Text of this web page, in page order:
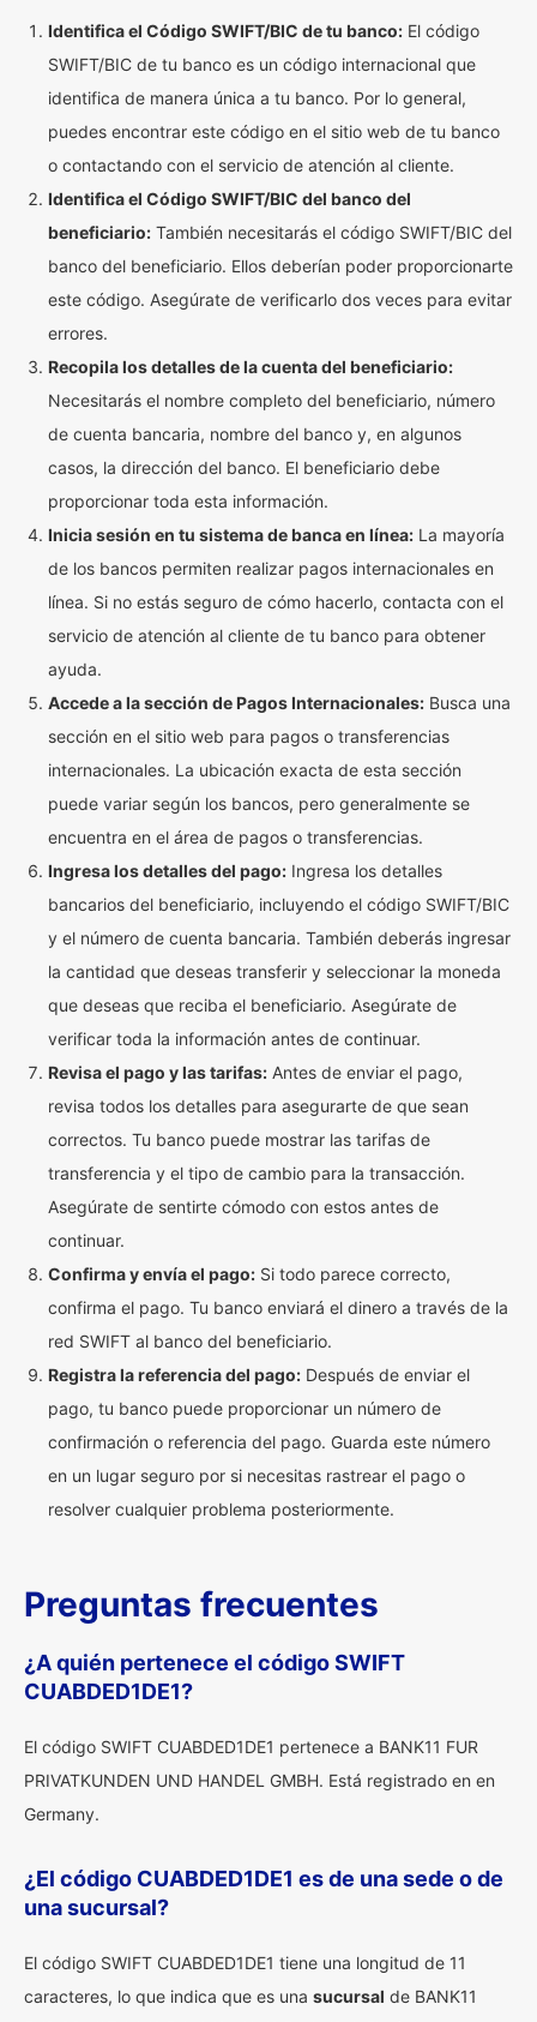
Identifica el Código SWIFT/BIC de tu banco: El código
SWIFT/BIC de tu banco es un código internacional que
identifica de manera única a tu banco. Por lo general,
puedes encontrar este código en el sitio web de tu banco
o contactando con el servicio de atención al cliente.
Identifica el Código SWIFT/BIC del banco del
beneficiario: También necesitarás el código SWIFT/BIC del
banco del beneficiario. Ellos deberían poder proporcionarte
este código. Asegúrate de verificarlo dos veces para evitar
errores.
Recopila los detalles de la cuenta del beneficiario:
Necesitarás el nombre completo del beneficiario, número
de cuenta bancaria, nombre del banco y, en algunos
casos, la dirección del banco. El beneficiario debe
proporcionar toda esta información.
Inicia sesión en tu sistema de banca en línea: La mayoría
de los bancos permiten realizar pagos internacionales en
línea. Si no estás seguro de cómo hacerlo, contacta con el
servicio de atención al cliente de tu banco para obtener
ayuda.
Accede a la sección de Pagos Internacionales: Busca una
sección en el sitio web para pagos o transferencias
internacionales. La ubicación exacta de esta sección
puede variar según los bancos, pero generalmente se
encuentra en el área de pagos o transferencias.
Ingresa los detalles del pago: Ingresa los detalles
bancarios del beneficiario, incluyendo el código SWIFT/BIC
y el número de cuenta bancaria. También deberás ingresar
la cantidad que deseas transferir y seleccionar la moneda
que deseas que reciba el beneficiario. Asegúrate de
verificar toda la información antes de continuar.
Revisa el pago y las tarifas: Antes de enviar el pago,
revisa todos los detalles para asegurarte de que sean
correctos. Tu banco puede mostrar las tarifas de
transferencia y el tipo de cambio para la transacción.
Asegúrate de sentirte cómodo con estos antes de
continuar.
Confirma y envía el pago: Si todo parece correcto,
confirma el pago. Tu banco enviará el dinero a través de la
red SWIFT al banco del beneficiario.
Registra la referencia del pago: Después de enviar el
pago, tu banco puede proporcionar un número de
confirmación o referencia del pago. Guarda este número
en un lugar seguro por si necesitas rastrear el pago o
resolver cualquier problema posteriormente.
Preguntas frecuentes
¿A quién pertenece el código SWIFT
CUABDED1DE1?
El código SWIFT CUABDED1DE1 pertenece a BANK11 FUR
PRIVATKUNDEN UND HANDEL GMBH. Está registrado en en
Germany.
¿El código CUABDED1DE1 es de una sede o de
una sucursal?
El código SWIFT CUABDED1DE1 tiene una longitud de 11
caracteres, lo que indica que es una sucursal de BANK11